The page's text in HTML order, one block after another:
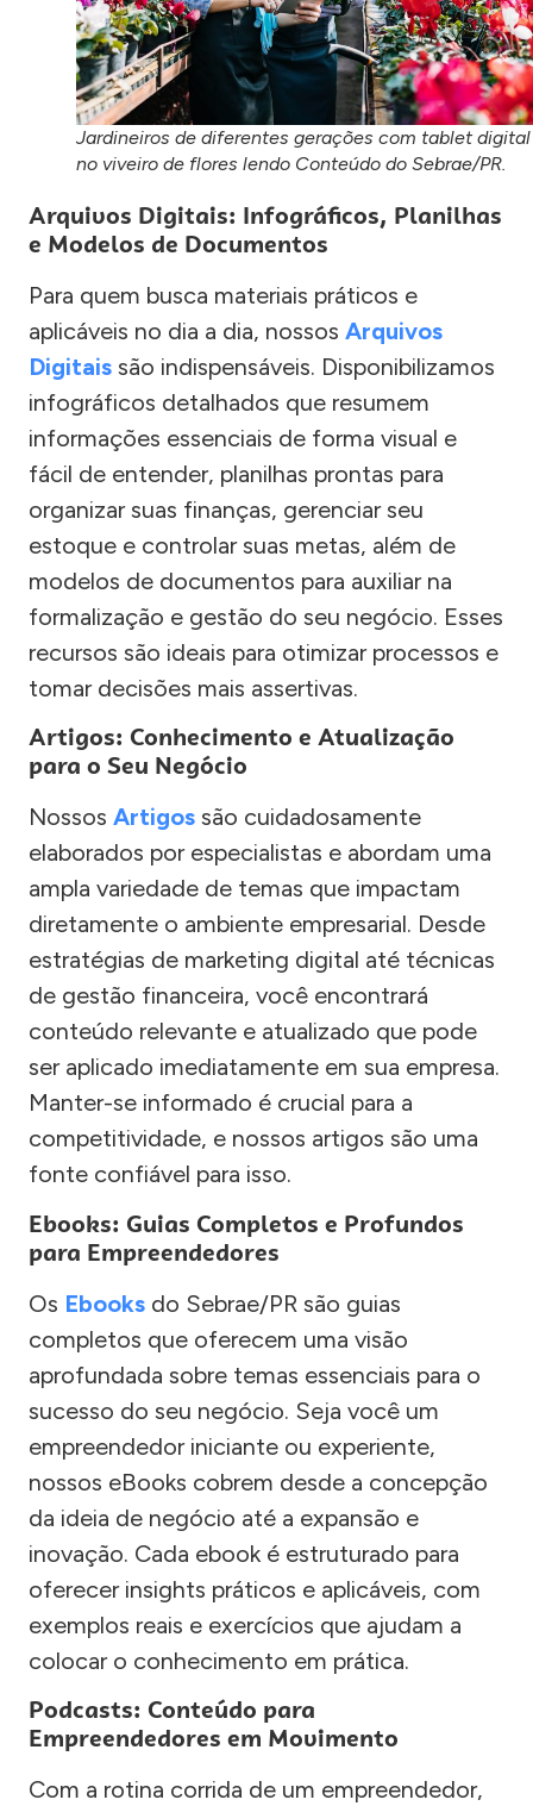
Jardineiros de diferentes gerações com tablet digital
no viveiro de flores lendo Conteúdo do Sebrae/PR.
Arquivos Digitais: Infográficos, Planilhas
e Modelos de Documentos
Para quem busca materiais práticos e
aplicáveis no dia a dia, nossos Arquivos
Digitais são indispensáveis. Disponibilizamos
infográficos detalhados que resumem
informações essenciais de forma visual e
fácil de entender, planilhas prontas para
organizar suas finanças, gerenciar seu
estoque e controlar suas metas, além de
modelos de documentos para auxiliar na
formalização e gestão do seu negócio. Esses
recursos são ideais para otimizar processos e
tomar decisões mais assertivas.
Artigos: Conhecimento e Atualização
para o Seu Negócio
Nossos Artigos são cuidadosamente
elaborados por especialistas e abordam uma
ampla variedade de temas que impactam
diretamente o ambiente empresarial. Desde
estratégias de marketing digital até técnicas
de gestão financeira, você encontrará
conteúdo relevante e atualizado que pode
ser aplicado imediatamente em sua empresa.
Manter-se informado é crucial para a
competitividade, e nossos artigos são uma
fonte confiável para isso.
Ebooks: Guias Completos e Profundos
para Empreendedores
Os Ebooks do Sebrae/PR são guias
completos que oferecem uma visão
aprofundada sobre temas essenciais para o
sucesso do seu negócio. Seja você um
empreendedor iniciante ou experiente,
nossos eBooks cobrem desde a concepção
da ideia de negócio até a expansão e
inovação. Cada ebook é estruturado para
oferecer insights práticos e aplicáveis, com
exemplos reais e exercícios que ajudam a
colocar o conhecimento em prática.
Podcasts: Conteúdo para
Empreendedores em Movimento
Com a rotina corrida de um empreendedor,